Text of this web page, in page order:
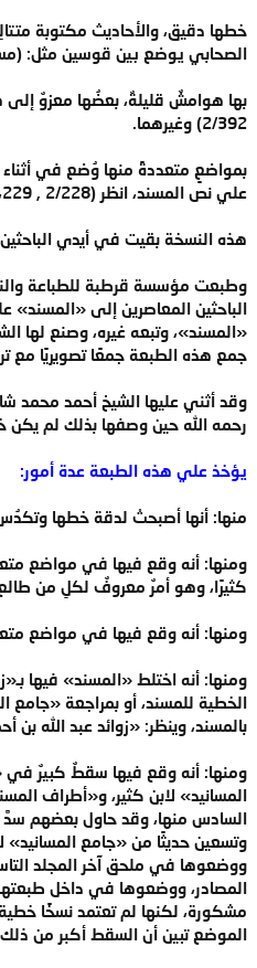
خطها دقيق، والأحاديث مكتوبة
الصحابي يوضع بين قوسين مثل:
2/392) وغيرهما.
علي نص المسند، انظر (2/228 , 229، 392، 393، 4/89).
هذه النسخة بقيت في أيدي
وطبعت مؤسسة قرطبة للطباعة
الباحثين المعاصرين إلى
«المسند»، وتبعه غيره، وصنع لها
جمع هذه الطبعة جمعًا تصويريًا مع
رحمه الله حين وصفها بذلك لم يكن
يؤخذ علي هذه الطبعة عدة أمور:
منها: أنها أصبحتْ لدقة خطها
ومنها: أنه وقع فيها في مواضع
كثيرًا، وهو أمرٌ معروفٌ لكلِ من طالع
ومنها: أنه وقع فيها في مواضع
ومنها: أنه اختلط «المسند» فيها
الخطية للمسند، أو بمراجعة «جامع
بالمسند، وينظر: «زوائد عبد الله بن أحمد بن حنبل في
ومنها: أنه وقع فيها سقطٌ كبيرٌ في
المسانيد» لابن كثير، و«أطراف
السادس منها، وقد حاول بعضهم سدَّ
وتسعين حديثًا من «جامع المسانيد»
مشكورة، لكنها لم تعتمد نسخًا
الموضع تبين أن السقط أكبر من ذلك.